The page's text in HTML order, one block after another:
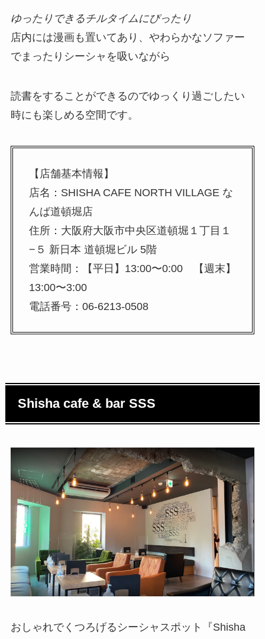
ゆったりできるチルタイムにぴったり
店内には漫画も置いてあり、やわらかなソファー
でまったりシーシャを吸いながら
読書をすることができるのでゆっくり過ごしたい
時にも楽しめる空間です。
【店舗基本情報】
店名：SHISHA CAFE NORTH VILLAGE な
んば道頓堀店
住所：大阪府大阪市中央区道頓堀１丁目１
−５ 新日本 道頓堀ビル 5階
営業時間：【平日】13:00〜0:00 【週末】
13:00〜3:00
電話番号：06-6213-0508
Shisha cafe & bar SSS
おしゃれでくつろげるシーシャスポット『Shisha